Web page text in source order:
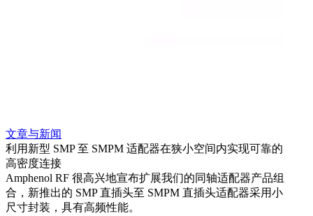
文章与新闻
利用新型 SMP 至 SMPM 适配器在狭小空间内实现可靠的
高密度连接
Amphenol RF 很高兴地宣布扩展我们的同轴适配器产品组
合，新推出的 SMP 直插头至 SMPM 直插头适配器采用小
尺寸封装，具有高频性能。